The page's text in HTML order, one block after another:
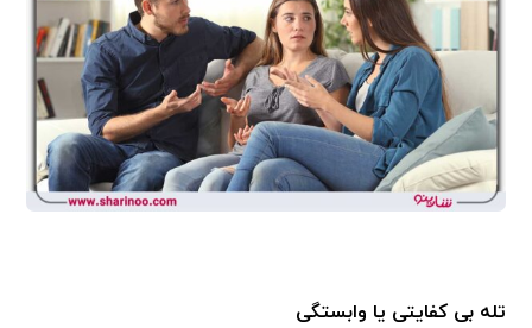
تله بی کفایتی یا وابستگی